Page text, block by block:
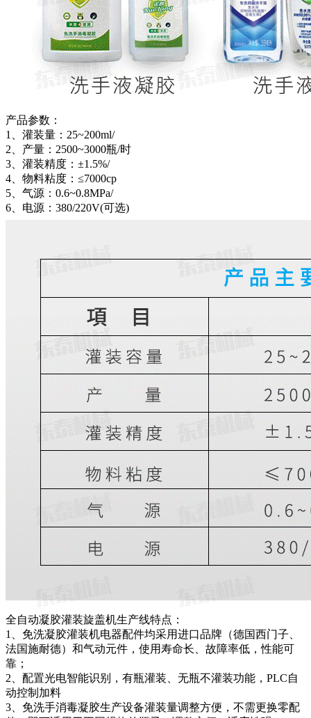
产品参数：
1、灌装量：25~200ml/
2、产量：2500~3000瓶/时
3、灌装精度：±1.5%/
4、物料粘度：≤7000cp
5、气源：0.6~0.8MPa/
6、电源：380/220V(可选)
全自动凝胶灌装旋盖机生产线特点：
1、免洗凝胶灌装机电器配件均采用进口品牌（德国西门子、
法国施耐德）和气动元件，使用寿命长、故障率低，性能可
靠；
2、配置光电智能识别，有瓶灌装、无瓶不灌装功能，PLC自
动控制加料
3、免洗手消毒凝胶生产设备灌装量调整方便，不需更换零配